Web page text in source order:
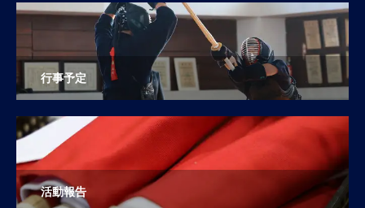
行事予定
活動報告